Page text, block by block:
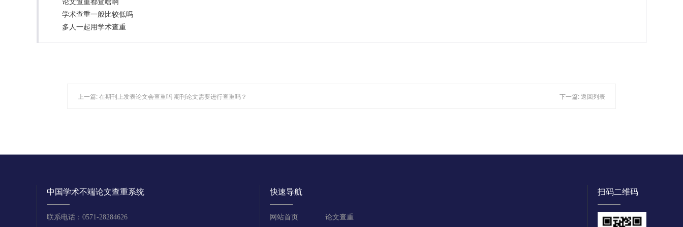
学术查重一般比较低吗
多人一起用学术查重
上一篇: 在期刊上发表论文会查重吗 期刊论文需要进行查重吗？ 下一篇: 返回列表
中国学术不端论文查重系统
联系电话：0571-28284626
快速导航 扫码二维码
网站首页 论文查重